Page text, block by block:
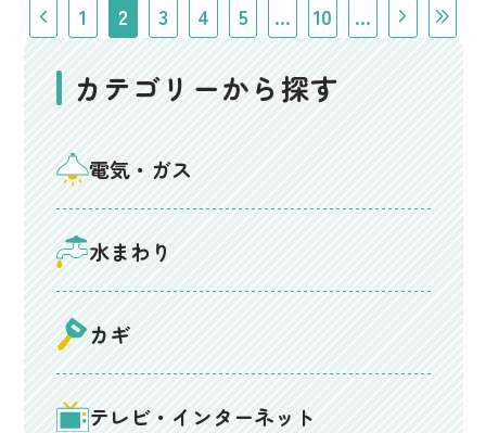
1 2 3 4 5 ... 10 ...
カテゴリーから探す
電気・ガス
水まわり
カギ
テレビ・インターネット